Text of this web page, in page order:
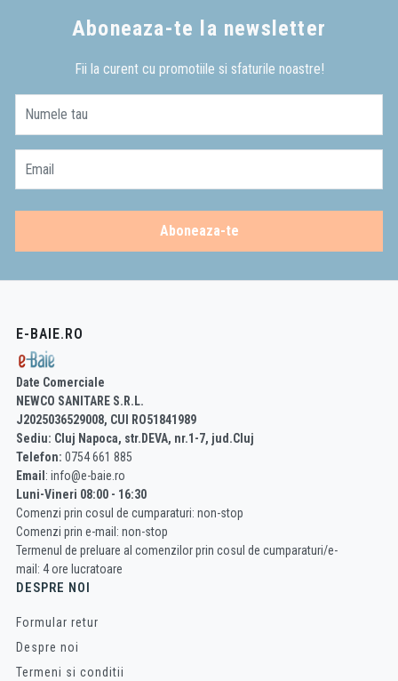
Aboneaza-te la newsletter
Fii la curent cu promotiile si sfaturile noastre!
Numele tau
Email
Aboneaza-te
E-BAIE.RO
Date Comerciale
NEWCO SANITARE S.R.L.
J2025036529008, CUI RO51841989
Sediu: Cluj Napoca, str.DEVA, nr.1-7, jud.Cluj
Telefon: 0754 661 885
Email : info@e-baie.ro
Luni-Vineri 08:00 - 16:30
Comenzi prin cosul de cumparaturi: non-stop
Comenzi prin e-mail: non-stop
Termenul de preluare al comenzilor prin cosul de cumparaturi/e-
mail: 4 ore lucratoare
DESPRE NOI
Formular retur
Despre noi
Termeni si conditii